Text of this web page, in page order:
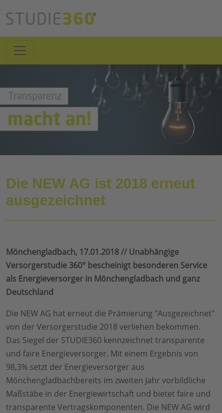
Die NEW AG ist 2018 erneut
ausgezeichnet
Mönchengladbach, 17.01.2018 // Unabhängige
Versorgerstudie 360° bescheinigt besonderen Service
als Energieversorger in Mönchengladbach und ganz
Deutschland
Die NEW AG hat erneut die Prämierung "Ausgezeichnet"
von der Versorgerstudie 2018 verliehen bekommen.
Das Siegel der STUDIE360 kennzeichnet transparente
und faire Energieversorger. Mit einem Ergebnis von
98,3% setzt der Energieversorger aus
Mönchengladbachbereits im zweiten Jahr vorbildliche
Maßstäbe in der Energiewirtschaft und bietet faire und
transparente Vertragskomponenten. Die NEW AG wird